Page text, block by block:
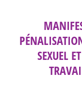
SEXUEL